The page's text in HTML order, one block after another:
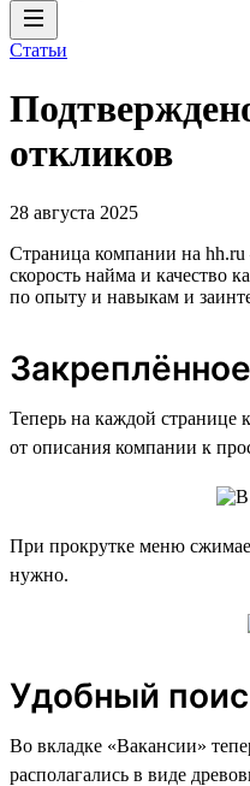
Статьи
откликов
28 августа 2025
Страница компании на hh.ru
скорость найма и качество
по опыту и навыкам и
Теперь на каждой странице
от описания компании к
При прокрутке меню
нужно.
Удобный
Во вкладке «Вакансии»
располагались в виде